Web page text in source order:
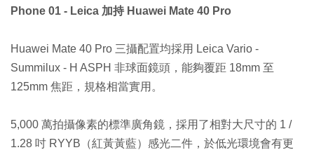
Phone 01 - Leica 加持 Huawei Mate 40 Pro
Huawei Mate 40 Pro 三攝配置均採用 Leica Vario -
Summilux - H ASPH 非球面鏡頭，能夠覆距 18mm 至
125mm 焦距，規格相當實用。
5,000 萬拍攝像素的標準廣角鏡，採用了相對大尺寸的 1 /
1.28 吋 RYYB（紅黃黃藍）感光二件，於低光環境會有更